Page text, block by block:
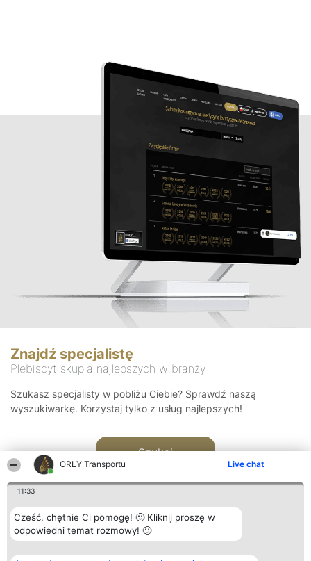
ORŁY Transportu Live chat
11:33
Cześć, chętnie Ci pomogę! 🙂 Kliknij proszę w
odpowiedni temat rozmowy! 🙂
Znajdź specjalistę
Plebiscyt skupia najlepszych w branży
Szukasz specjalisty w pobliżu Ciebie? Sprawdź naszą
wyszukiwarkę. Korzystaj tylko z usług najlepszych!
Szukaj
Organizator plebiscytu Plebiscyt Kontakt